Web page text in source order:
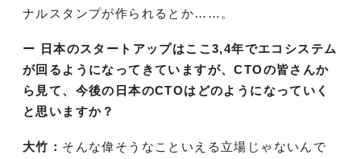
ナルスタンプが作られるとか……。
ー 日本のスタートアップはここ3,4年でエコシステム
が回るようになってきていますが、CTOの皆さんか
ら見て、今後の日本のCTOはどのようになっていく
と思いますか？
大竹： そんな偉そうなこといえる立場じゃないんで